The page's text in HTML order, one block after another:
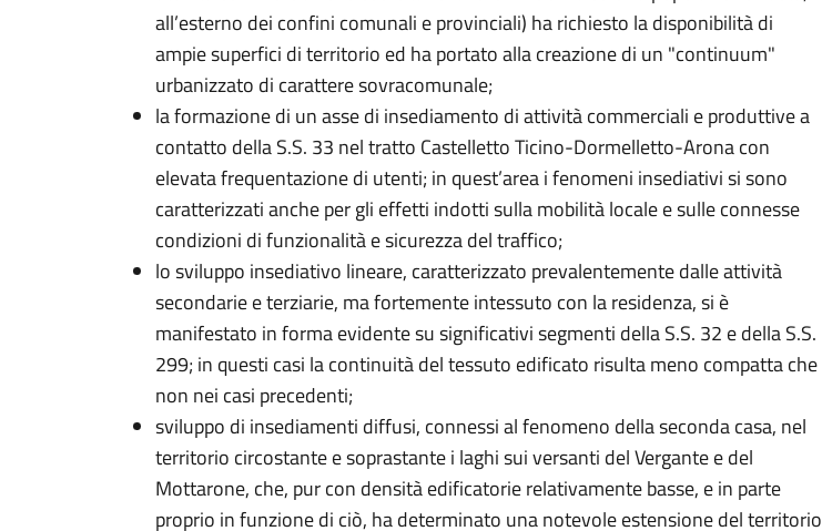
all’esterno dei confini comunali e provinciali) ha richiesto la disponibilità di
ampie superfici di territorio ed ha portato alla creazione di un "continuum"
urbanizzato di carattere sovracomunale;
la formazione di un asse di insediamento di attività commerciali e produttive a
contatto della S.S. 33 nel tratto Castelletto Ticino-Dormelletto-Arona con
elevata frequentazione di utenti; in quest’area i fenomeni insediativi si sono
caratterizzati anche per gli effetti indotti sulla mobilità locale e sulle connesse
condizioni di funzionalità e sicurezza del traffico;
lo sviluppo insediativo lineare, caratterizzato prevalentemente dalle attività
secondarie e terziarie, ma fortemente intessuto con la residenza, si è
manifestato in forma evidente su significativi segmenti della S.S. 32 e della S.S.
299; in questi casi la continuità del tessuto edificato risulta meno compatta che
non nei casi precedenti;
sviluppo di insediamenti diffusi, connessi al fenomeno della seconda casa, nel
territorio circostante e soprastante i laghi sui versanti del Vergante e del
Mottarone, che, pur con densità edificatorie relativamente basse, e in parte
proprio in funzione di ciò, ha determinato una notevole estensione del territorio